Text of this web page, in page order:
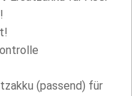
(passend) für